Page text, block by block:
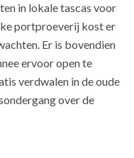
in lokale tascas voor
portproeverij kost er
Er is bovendien
ervoor open te
verdwalen in de oude
over de